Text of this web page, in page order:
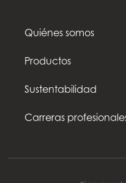
Quiénes somos
Productos
Sustentabilidad
Carreras